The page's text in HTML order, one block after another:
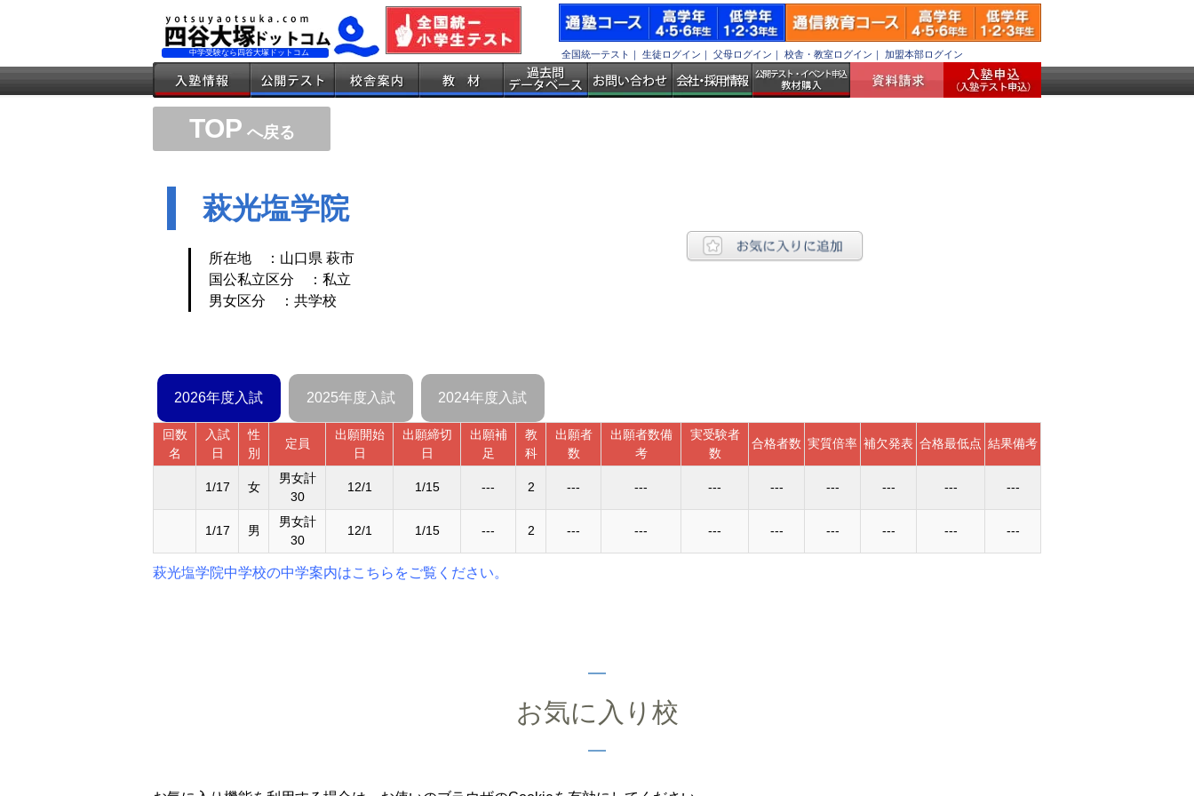
中学受験なら四谷大塚ドットコム 全国統一テスト ｜ 生徒ログイン ｜ 父母ログイン ｜ 校舎・教室ログイン ｜ 加盟本部ログイン
TOP へ戻る
萩光塩学院
所在地 ：山口県 萩市
国公私立区分 ：私立
男女区分 ：共学校
2026年度入試 2025年度入試 2024年度入試
回数
名
入試
日
性
別
定員
出願開始
日
出願締切
日
出願補
足
教
科
出願者
数
出願者数備
考
実受験者
数
合格者数 実質倍率 補欠発表 合格最低点 結果備考
1/17 女
男女計
30
12/1 1/15 --- 2 --- --- --- --- --- --- --- ---
1/17 男
男女計
30
12/1 1/15 --- 2 --- --- --- --- --- --- --- ---
萩光塩学院中学校の中学案内はこちらをご覧ください。
お気に入り校